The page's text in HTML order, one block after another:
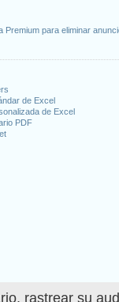
rastrear su
Premium para eliminar
de Excel
de Excel
PDF